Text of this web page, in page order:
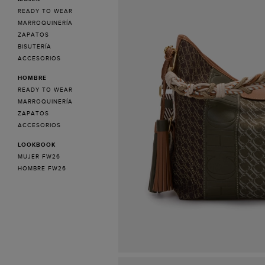
READY TO WEAR
MARROQUINERÍA
ZAPATOS
BISUTERÍA
ACCESORIOS
HOMBRE
READY TO WEAR
MARROQUINERÍA
ZAPATOS
ACCESORIOS
LOOKBOOK
MUJER FW26
HOMBRE FW26